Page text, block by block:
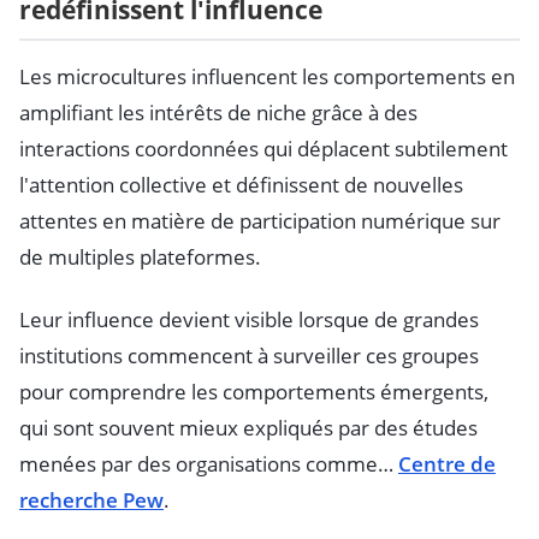
redéfinissent l'influence
Les microcultures influencent les comportements en
amplifiant les intérêts de niche grâce à des
interactions coordonnées qui déplacent subtilement
l'attention collective et définissent de nouvelles
attentes en matière de participation numérique sur
de multiples plateformes.
Leur influence devient visible lorsque de grandes
institutions commencent à surveiller ces groupes
pour comprendre les comportements émergents,
qui sont souvent mieux expliqués par des études
menées par des organisations comme… Centre de
recherche Pew.